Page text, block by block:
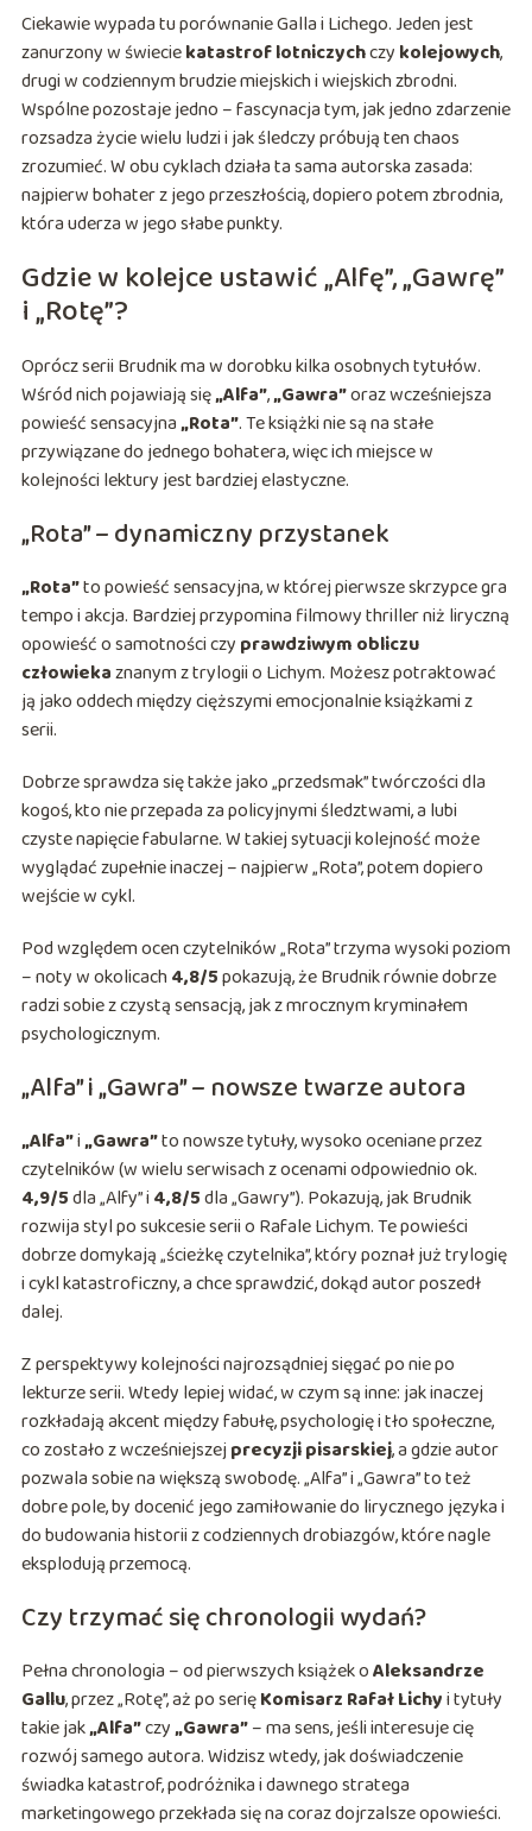
Ciekawie wypada tu porównanie Galla i Lichego. Jeden jest
zanurzony w świeciekatastrof lotniczychczy kolejowych,
drugi w codziennym brudzie miejskich i wiejskich zbrodni.
Wspólne pozostaje jedno – fascynacja tym, jak jedno zdarzenie
rozsadza życie wielu ludzi i jak śledczy próbują ten chaos
zrozumieć. W obu cyklach działa ta sama autorska zasada:
najpierw bohater z jego przeszłością, dopiero potem zbrodnia,
która uderza w jego słabe punkty.
Gdzie w kolejce ustawić „Alfę”, „Gawrę”
i „Rotę”?
Oprócz serii Brudnik ma w dorobku kilka osobnych tytułów.
Wśród nich pojawiają się„Alfa”,„Gawra”oraz wcześniejsza
powieść sensacyjna„Rota”. Te książki nie są na stałe
przywiązane do jednego bohatera, więc ich miejsce w
kolejności lektury jest bardziej elastyczne.
„Rota” – dynamiczny przystanek
„Rota”to powieść sensacyjna, w której pierwsze skrzypce gra
tempo i akcja. Bardziej przypomina filmowy thriller niż liryczną
opowieść o samotności czy prawdziwym obliczu
człowiekaznanym z trylogii o Lichym. Możesz potraktować
ją jako oddech między cięższymi emocjonalnie książkami z
serii.
Dobrze sprawdza się także jako „przedsmak” twórczości dla
kogoś, kto nie przepada za policyjnymi śledztwami, a lubi
czyste napięcie fabularne. W takiej sytuacji kolejność może
wyglądać zupełnie inaczej – najpierw „Rota”, potem dopiero
wejście w cykl.
Pod względem ocen czytelników „Rota” trzyma wysoki poziom
– noty w okolicach4,8/5pokazują, że Brudnik równie dobrze
radzi sobie z czystą sensacją, jak z mrocznym kryminałem
psychologicznym.
„Alfa” i „Gawra” – nowsze twarze autora
„Alfa”i„Gawra”to nowsze tytuły, wysoko oceniane przez
czytelników (w wielu serwisach z ocenami odpowiednio ok.
4,9/5dla „Alfy” i 4,8/5dla „Gawry”). Pokazują, jak Brudnik
rozwija styl po sukcesie serii o Rafale Lichym. Te powieści
dobrze domykają „ścieżkę czytelnika”, który poznał już trylogię
i cykl katastroficzny, a chce sprawdzić, dokąd autor poszedł
dalej.
Z perspektywy kolejności najrozsądniej sięgać po nie po
lekturze serii. Wtedy lepiej widać, w czym są inne: jak inaczej
rozkładają akcent między fabułę, psychologię i tło społeczne,
co zostało z wcześniejszejprecyzji pisarskiej, a gdzie autor
pozwala sobie na większą swobodę. „Alfa” i „Gawra” to też
dobre pole, by docenić jego zamiłowanie do lirycznego języka i
do budowania historii z codziennych drobiazgów, które nagle
eksplodują przemocą.
Czy trzymać się chronologii wydań?
Pełna chronologia – od pierwszych książek oAleksandrze
Gallu, przez „Rotę”, aż po serięKomisarz Rafał Lichyi tytuły
takie jak„Alfa”czy„Gawra”– ma sens, jeśli interesuje cię
rozwój samego autora. Widzisz wtedy, jak doświadczenie
świadka katastrof, podróżnika i dawnego stratega
marketingowego przekłada się na coraz dojrzalsze opowieści.